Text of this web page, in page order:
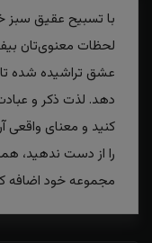
لحظات معنوی‌تان
عشق تراشیده شده
دهد. لذت ذکر و
کنید و معنای واقعی
را از دست ندهید،
مجموعه خود اضافه